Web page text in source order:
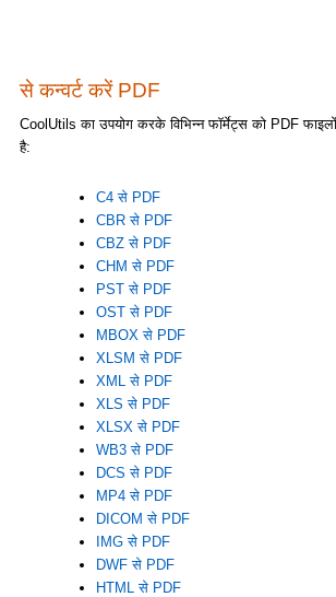
से कन्वर्ट करें PDF
CoolUtils का उपयोग करके विभिन्न फॉर्मेट्स को PDF
है:
C4 से PDF
CBR से PDF
CBZ से PDF
CHM से PDF
PST से PDF
OST से PDF
MBOX से PDF
XLSM से PDF
XML से PDF
XLS से PDF
XLSX से PDF
WB3 से PDF
DCS से PDF
MP4 से PDF
DICOM से PDF
IMG से PDF
DWF से PDF
HTML से PDF